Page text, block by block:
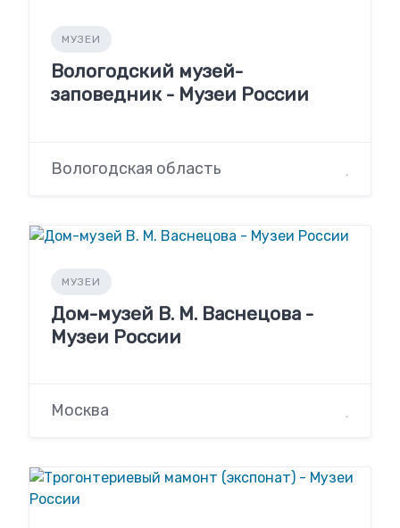
МУЗЕИ
Вологодский музей-
заповедник - Музеи России
Вологодская область
МУЗЕИ
Дом-музей В. М. Васнецова -
Музеи России
Москва